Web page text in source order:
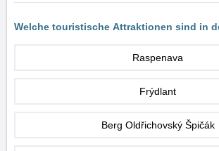
Welche touristische Attraktionen sind in
Raspenava
Frýdlant
Berg Oldřichovský Špičák